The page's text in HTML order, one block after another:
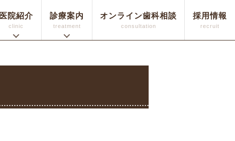
医院紹介
clinic
診療案内
treatment
オンライン歯科相談
consultation
採用情報
recruit